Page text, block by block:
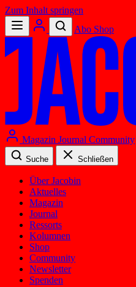
Zum Inhalt springen
Abo Shop
Magazin Journal Community
Suche Schließen
Über Jacobin
Aktuelles
Magazin
Journal
Ressorts
Kolumnen
Shop
Community
Newsletter
Spenden